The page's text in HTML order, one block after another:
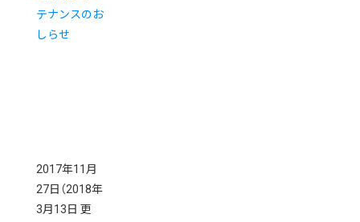
テナンスのお
しらせ
2017年11月
27日 （2018年
3月13日 更